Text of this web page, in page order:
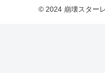
© 2024 崩壊スター